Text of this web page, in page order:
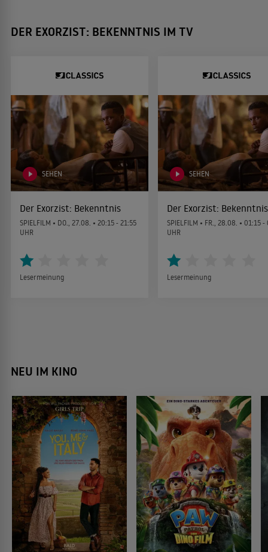
DER EXORZIST: BEKENNTNIS IM TV
SEHEN
Der Exorzist: Bekenntnis
SPIELFILM • DO., 27.08. • 20:15 - 21:55
UHR
Lesermeinung
SEHEN
Der Exorzist: Bekenntnis
SPIELFILM • FR., 28.08. • 01:15 -
UHR
Lesermeinung
NEU IM KINO